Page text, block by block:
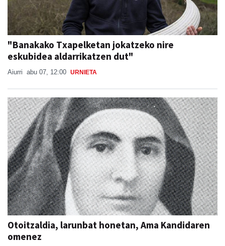
"Banakako Txapelketan jokatzeko nire
eskubidea aldarrikatzen dut"
Aiurri abu 07, 12:00 URNIETA
Otoitzaldia, larunbat honetan, Ama Kandidaren
omenez